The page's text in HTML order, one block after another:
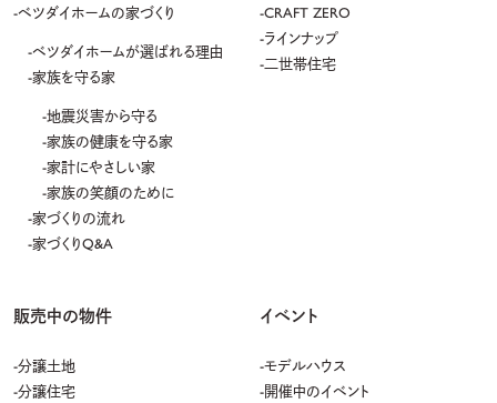
ベツダイホームの家づくり
ベツダイホームが選ばれる理由
家族を守る家
地震災害から守る
家族の健康を守る家
家計にやさしい家
家族の笑顔のために
家づくりの流れ
家づくりQ&A
CRAFT ZERO
ラインナップ
二世帯住宅
販売中の物件
分譲土地
分譲住宅
イベント
モデルハウス
開催中のイベント